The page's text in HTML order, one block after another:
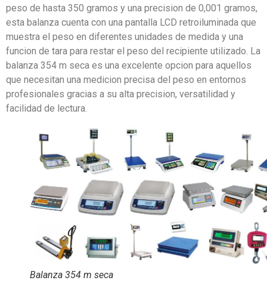
peso de hasta 350 gramos y una precision de 0,001 gramos,
esta balanza cuenta con una pantalla LCD retroiluminada que
muestra el peso en diferentes unidades de medida y una
funcion de tara para restar el peso del recipiente utilizado. La
balanza 354 m seca es una excelente opcion para aquellos
que necesitan una medicion precisa del peso en entornos
profesionales gracias a su alta precision, versatilidad y
facilidad de lectura.
Balanza 354 m seca